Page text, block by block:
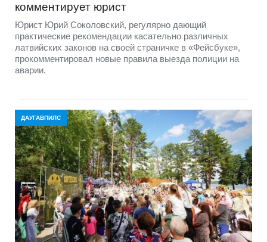
комментирует юрист
Юрист Юрий Соколовский, регулярно дающий
практические рекомендации касательно различных
латвийских законов на своей страничке в «Фейсбуке»,
прокомментировал новые правила выезда полиции на
аварии.
ДАУГАВПИЛС